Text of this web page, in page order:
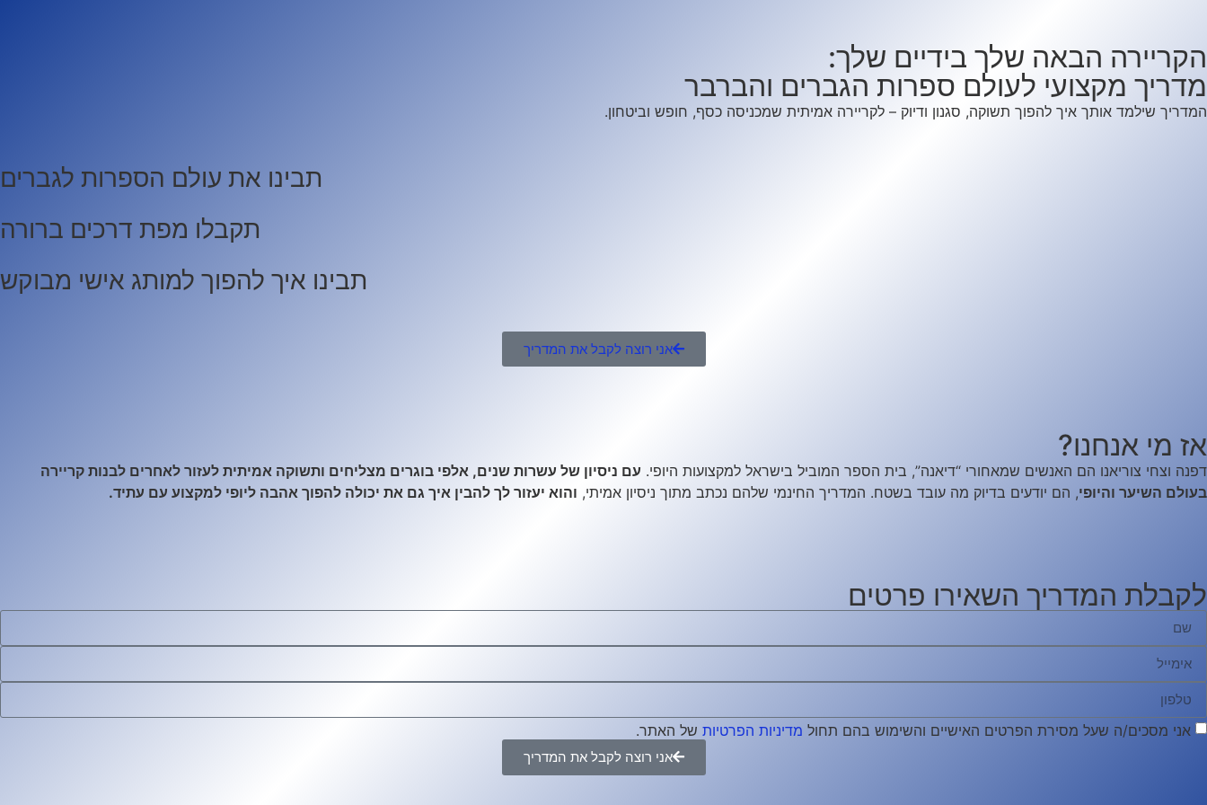
הקריירה הבאה שלך בידיים שלך:
מדריך מקצועי לעולם ספרות הגברים והברבר
המדריך שילמד אותך איך להפוך תשוקה, סגנון ודיוק – לקריירה אמיתית שמכניסה כסף, חופש וביטחון.
תבינו את עולם הספרות לגברים
תקבלו מפת דרכים ברורה
תבינו איך להפוך למותג אישי מבוקש
אני רוצה לקבל את המדריך
אז מי אנחנו?
דפנה וצחי צוריאנו הם האנשים שמאחורי “דיאנה”, בית הספר המוביל בישראל למקצועות היופי. עם ניסיון של עשרות שנים, אלפי בוגרים מצליחים ותשוקה אמיתית לעזור לאחרים לבנות קריירה
בעולם השיער והיופי, הם יודעים בדיוק מה עובד בשטח. המדריך החינמי שלהם נכתב מתוך ניסיון אמיתי, והוא יעזור לך להבין איך גם את יכולה להפוך אהבה ליופי למקצוע עם עתיד.
לקבלת המדריך השאירו פרטים
אני מסכים/ה שעל מסירת הפרטים האישיים והשימוש בהם תחול מדיניות הפרטיות של האתר.
אני רוצה לקבל את המדריך